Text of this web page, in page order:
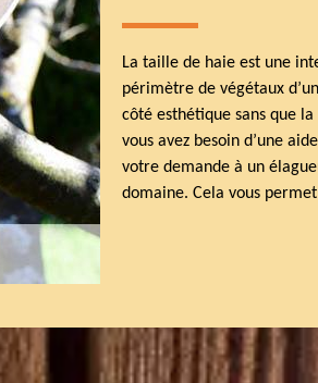
La taille de haie est une
périmètre de végétaux
côté esthétique sans que
vous avez besoin d’une
votre demande à un
domaine. Cela vous